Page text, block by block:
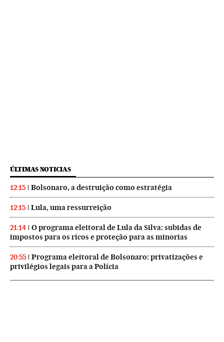
ÚLTIMAS NOTICIAS
12:15 Bolsonaro, a destruição como estratégia
12:15 Lula, uma ressurreição
21:14
O programa eleitoral de Lula da Silva: subidas de
impostos para os ricos e proteção para as minorias
20:55
Programa eleitoral de Bolsonaro: privatizações e
privilégios legais para a Polícia